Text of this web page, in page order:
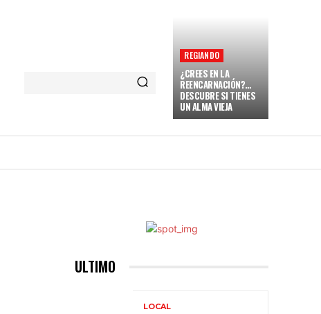
REGIANDO
¿CREES EN LA
REENCARNACIÓN?…
DESCUBRE SI TIENES
UN ALMA VIEJA
ULTIMO
LOCAL